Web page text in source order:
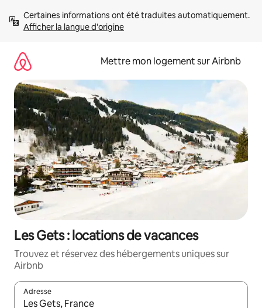
directement
Afficher la langue d'origine
Mettre mon logement sur Airbnb
Les Gets : locations de vacances
Trouvez et réservez des hébergements uniques sur
Airbnb
Adresse
Lorsque les résultats s'affichent, utilisez les flèches vers le